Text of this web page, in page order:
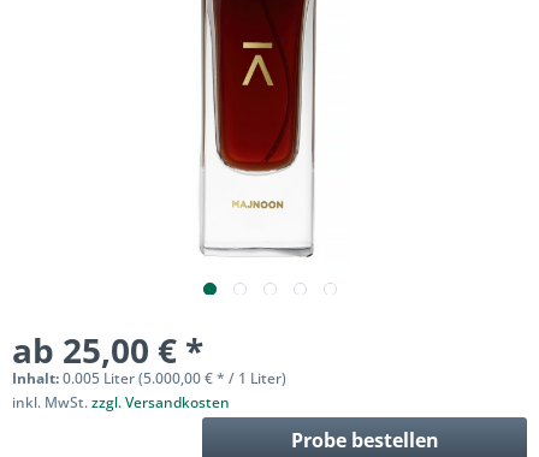
ab 25,00 € *
Inhalt:0.005 Liter (5.000,00 € * / 1 Liter)
inkl. MwSt.zzgl. Versandkosten
Probe bestellen